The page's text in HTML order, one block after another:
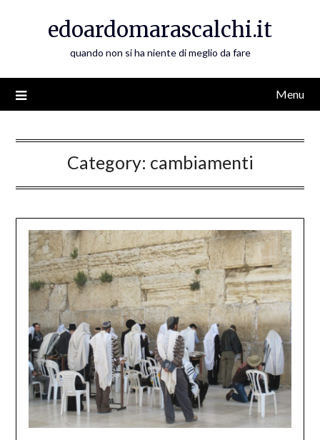
edoardomarascalchi.it
quando non si ha niente di meglio da fare
Menu
Category: cambiamenti